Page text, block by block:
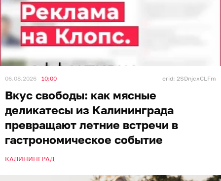
06.08.2026 10:00 erid: 2SDnjcxCLFm
Вкус свободы: как мясные
деликатесы из Калининграда
превращают летние встречи в
гастрономическое событие
КАЛИНИНГРАД